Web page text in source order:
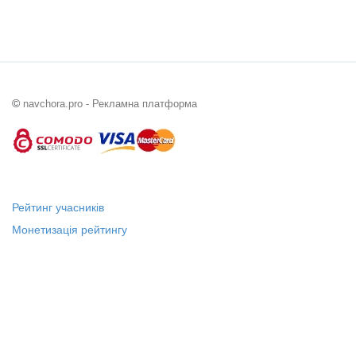
© navchora.pro - Рекламна платформа
Рейтинг учасників
Монетизація рейтингу